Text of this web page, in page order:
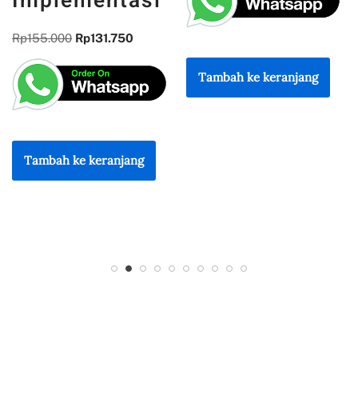
Tambah ke keranjang
Rp300.000 Rp255.000